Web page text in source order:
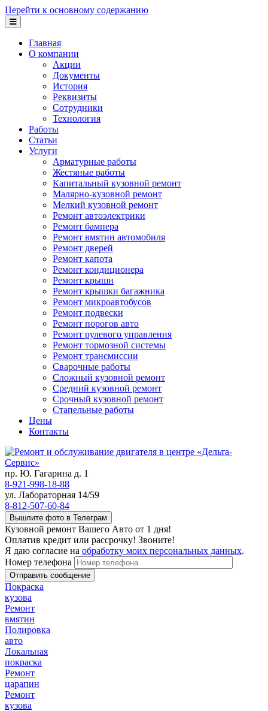
Перейти к основному содержанию
Главная
О компании
Акции
Документы
История
Реквизиты
Сотрудники
Технология
Работы
Статьи
Услуги
Арматурные работы
Жестяные работы
Капитальный кузовной ремонт
Малярно-кузовной ремонт
Мелкий кузовной ремонт
Ремонт автоэлектрики
Ремонт бампера
Ремонт вмятин автомобиля
Ремонт дверей
Ремонт капота
Ремонт кондиционера
Ремонт крыши
Ремонт крышки багажника
Ремонт микроавтобусов
Ремонт подвески
Ремонт порогов авто
Ремонт рулевого управления
Ремонт тормозной системы
Ремонт трансмиссии
Сварочные работы
Сложный кузовной ремонт
Средний кузовной ремонт
Срочный кузовной ремонт
Стапельные работы
Цены
Контакты
пр. Ю. Гагарина д. 1
8-921-998-18-88
ул. Лабораторная 14/59
8-812-507-60-84
Вышлите фото в Телеграм
Кузовной ремонт Вашего Авто от 1 дня!
Оплатив кредит или рассрочку! Звоните!
Я даю согласие на обработку моих персональных данных.
Номер телефона
Покраска
кузова
Ремонт
вмятин
Полировка
авто
Локальная
покраска
Ремонт
царапин
Ремонт
кузова